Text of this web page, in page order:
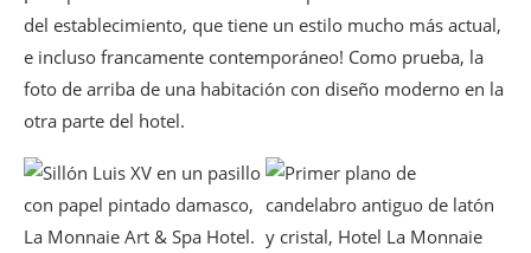
del establecimiento, que tiene un estilo mucho más actual,
e incluso francamente contemporáneo! Como prueba, la
foto de arriba de una habitación con diseño moderno en la
otra parte del hotel.